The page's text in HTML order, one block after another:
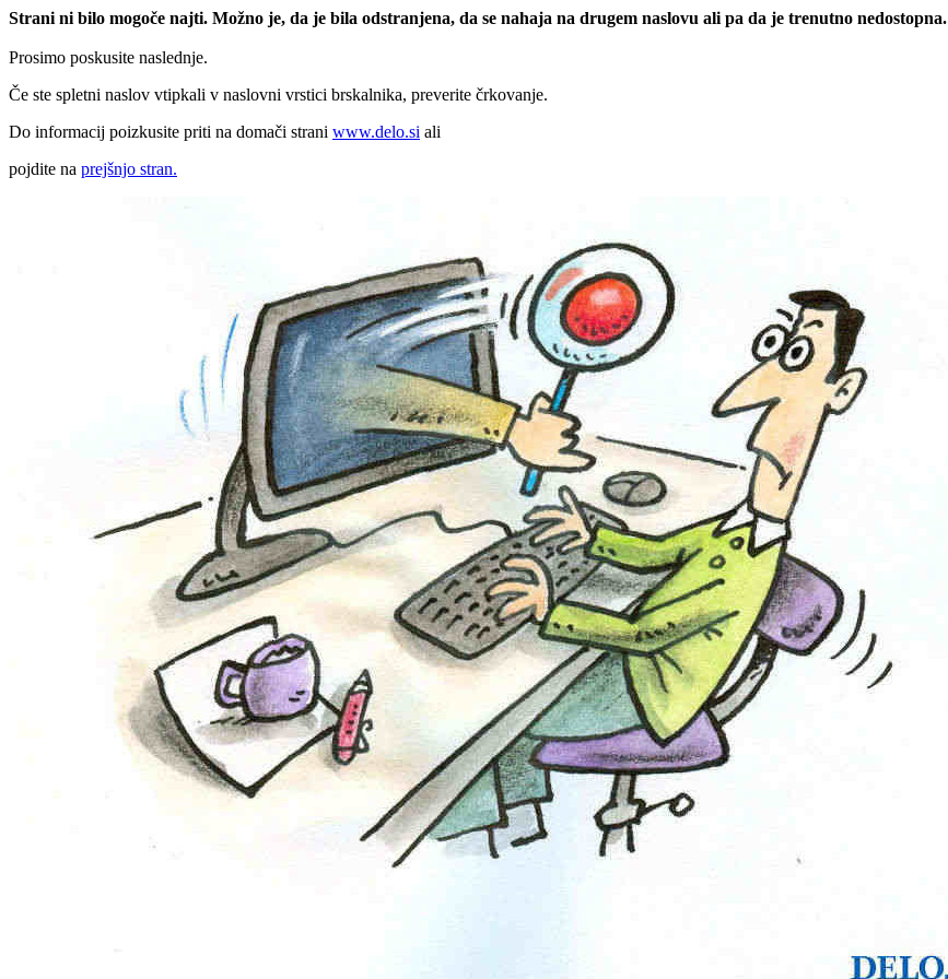
Strani ni bilo mogoče najti. Možno je, da je bila odstranjena, da se nahaja na drugem naslovu ali pa da je trenutno nedostopna.
Prosimo poskusite naslednje.
Če ste spletni naslov vtipkali v naslovni vrstici brskalnika, preverite črkovanje.
Do informacij poizkusite priti na domači strani www.delo.si ali
pojdite na prejšnjo stran.